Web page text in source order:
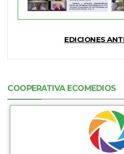
EDICIONES
COOPERATIVA ECOMEDIOS